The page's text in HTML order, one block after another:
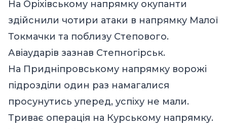
На Оріхівському напрямку окупанти
здійснили чотири атаки в напрямку Малої
Токмачки та поблизу Степового.
Авіаударів зазнав Степногірськ.
На Придніпровському напрямку ворожі
підрозділи один раз намагалися
просунутись уперед, успіху не мали.
Триває операція на Курському напрямку.